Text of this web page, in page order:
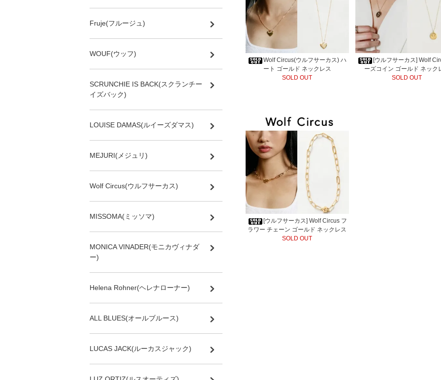
Wolf Circus(ウルフサーカス) ハ
ート ゴールド ネックレス
SOLD OUT
[ウルフサーカス] Wolf
ーズコイン ゴールド ネック
SOLD OUT
[ウルフサーカス] Wolf Circus フ
ラワー チェーン ゴールド ネックレス
SOLD OUT
Fruje(フルージュ)
WOUF(ウッフ)
SCRUNCHIE IS BACK(スクランチー
イズバック)
LOUISE DAMAS(ルイーズダマス)
MEJURI(メジュリ)
Wolf Circus(ウルフサーカス)
MISSOMA(ミッソマ)
MONICA VINADER(モニカヴィナダ
ー)
Helena Rohner(ヘレナローナー)
ALL BLUES(オールブルース)
LUCAS JACK(ルーカスジャック)